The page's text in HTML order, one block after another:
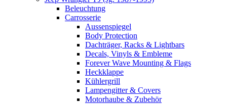
Beleuchtung
Carrosserie
Aussenspiegel
Body Protection
Dachträger, Racks & Lightbars
Decals, Vinyls & Embleme
Forever Wave Mounting & Flags
Heckklappe
Kühlergrill
Lampengitter & Covers
Motorhaube & Zubehör